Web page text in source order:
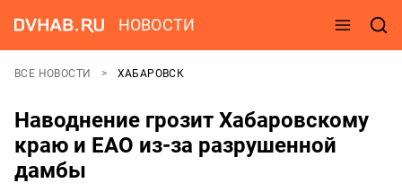
НОВОСТИ
ВСЕ НОВОСТИ ХАБАРОВСК
Наводнение грозит Хабаровскому
краю и ЕАО из-за разрушенной
дамбы